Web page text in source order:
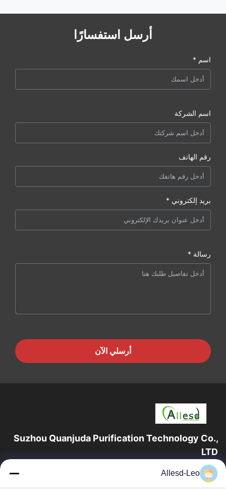
أرسل استفسارًا
اسم *
اسم الشركة
رقم الهاتف
بريد إلكتروني *
رسالة *
أرسلي الآن
Suzhou Quanjuda Purification Technology Co.,
LTD
16 عامًا من الخبرة ، بصفتنا مصنعًا ومصدرًا رائدًا لمنتجات البيئة والتنمية
المستدامة وغرف الأبحاث ، فإننا نقدم مجموعة كاملة من معدات
Allesd-Leo